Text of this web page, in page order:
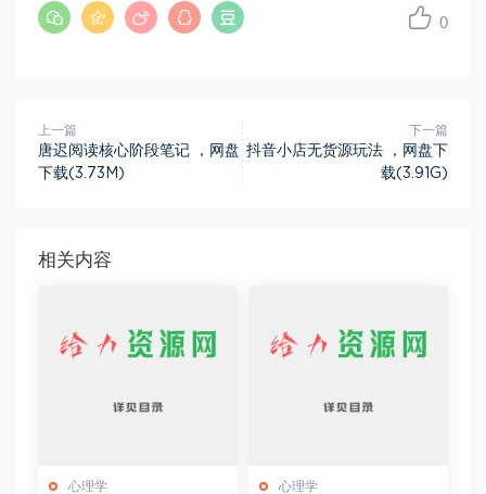
0
上一篇
唐迟阅读核心阶段笔记 ，网盘
下载(3.73M)
下一篇
抖音小店无货源玩法 ，网盘下
载(3.91G)
相关内容
心理学 心理学